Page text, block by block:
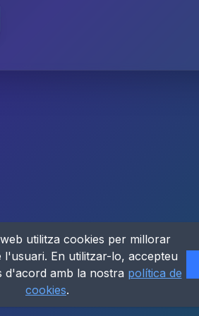
utilitza cookies per millorar
l'usuari. En utilitzar-lo, accepteu
d'acord amb la nostra política de
cookies.